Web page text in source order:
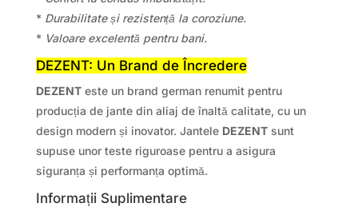
* Durabilitate și rezistență la coroziune.
* Valoare excelentă pentru bani.
DEZENT: Un Brand de Încredere
DEZENTeste un brand german renumit pentru
producția de jante din aliaj de înaltă calitate, cu un
design modern și inovator. Jantele DEZENTsunt
supuse unor teste riguroase pentru a asigura
siguranța și performanța optimă.
Informații Suplimentare